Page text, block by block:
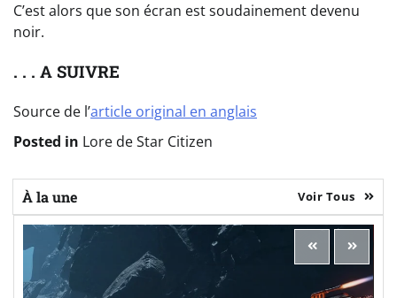
C’est alors que son écran est soudainement devenu
noir.
. . . A SUIVRE
Source de l’article original en anglais
Posted in Lore de Star Citizen
À la une Voir Tous